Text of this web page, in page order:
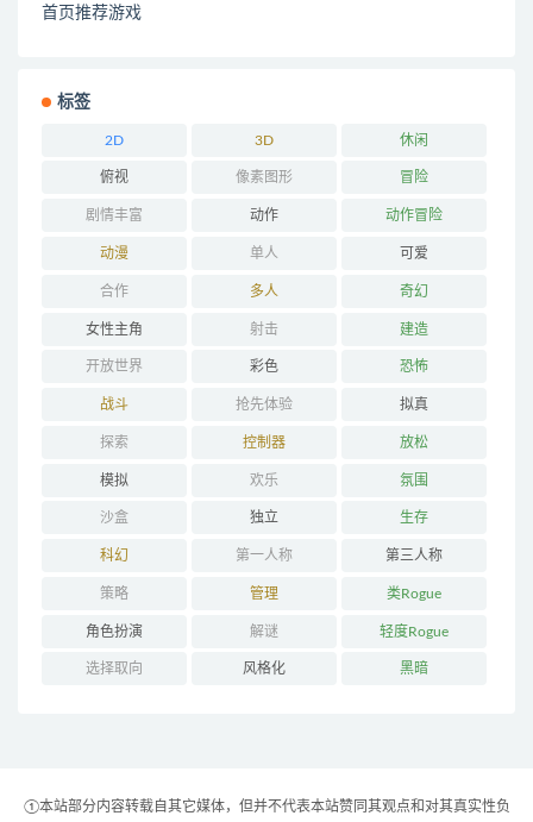
首页推荐游戏
标签
2D 3D 休闲
俯视 像素图形 冒险
剧情丰富 动作 动作冒险
动漫 单人 可爱
合作 多人 奇幻
女性主角 射击 建造
开放世界 彩色 恐怖
战斗 抢先体验 拟真
探索 控制器 放松
模拟 欢乐 氛围
沙盒 独立 生存
科幻 第一人称 第三人称
策略 管理 类Rogue
角色扮演 解谜 轻度Rogue
选择取向 风格化 黑暗
①本站部分内容转载自其它媒体，但并不代表本站赞同其观点和对其真实性负